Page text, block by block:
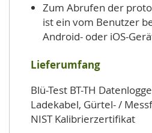
Zum Abrufen der
ist ein vom Benutzer
Android- oder iOS-
Lieferumfang
Blü-Test BT-TH
Ladekabel, Gürtel- /
NIST Kalibrierzertifikat